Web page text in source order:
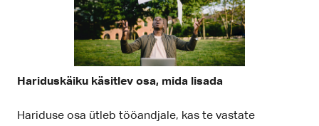
Hariduskäiku käsitlev osa, mida lisada
Hariduse osa ütleb tööandjale, kas te vastate